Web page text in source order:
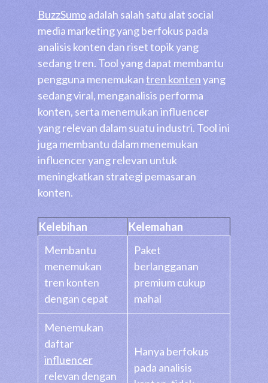
BuzzSumoadalah salah satu alat social
media marketing yang berfokus pada
analisis konten dan riset topik yang
sedang tren. Tool yang dapat membantu
pengguna menemukantren kontenyang
sedang viral, menganalisis performa
konten, serta menemukan influencer
yang relevan dalam suatu industri. Tool ini
juga membantu dalam menemukan
influencer yang relevan untuk
meningkatkan strategi pemasaran
konten.
Kelebihan
Kelemahan
Membantu
menemukan
tren konten
dengan cepat
Paket
berlangganan
premium cukup
mahal
Menemukan
daftar
influencer
relevan dengan
Hanya berfokus
pada analisis